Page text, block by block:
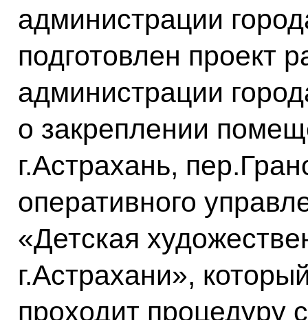
администрации
подготовлен проект
администрации
о закреплении
г.Астрахань,
оперативного
«Детская
г.Астрахани»,
проходит процедуру